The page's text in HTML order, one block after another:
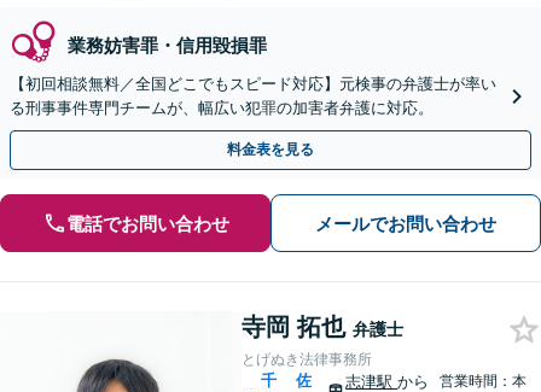
業務妨害罪・信用毀損罪
【初回相談無料／全国どこでもスピード対応】元検事の弁護士が率い
る刑事事件専門チームが、幅広い犯罪の加害者弁護に対応。
料金表を見る
電話でお問い合わせ メールでお問い合わせ
寺岡 拓也 弁護士
とげぬき法律事務所
千
佐
志津駅から
営業時間：本